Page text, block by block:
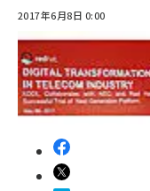
abc123 (1334)
2017年6月8日 0:00